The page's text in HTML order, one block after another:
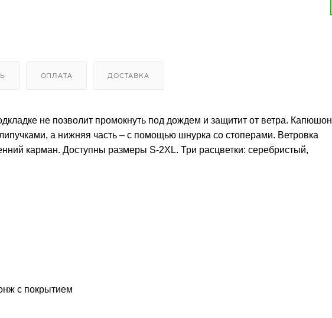
ОПЛАТА ДОСТАВКА
не позволит промокнуть под дождем и защитит от ветра. Капюшон
а нижняя часть – с помощью шнурка со стоперами. Ветровка
карман. Доступны размеры S-2XL. Три расцветки: серебристый,
с покрытием